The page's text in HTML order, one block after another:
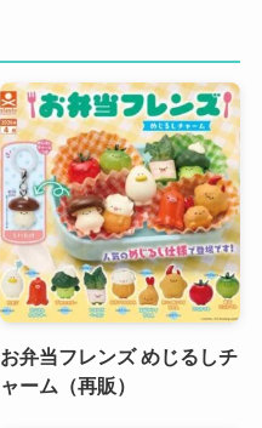
お弁当フレンズ めじるしチ
ャーム（再販）